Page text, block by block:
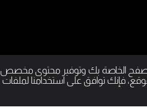
الخاصة بك وتوفير محتوى مخصص
فإنك توافق على استخدامنا لملفات